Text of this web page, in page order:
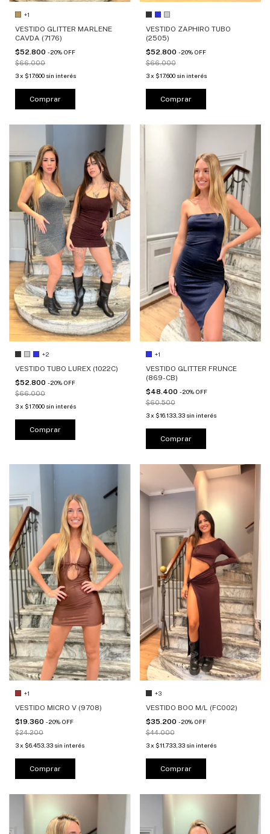
+1
VESTIDO GLITTER MARLENE
CAVDA (7176)
$52.800 -20% OFF
$66.000
3x $17.600 sin interés
Comprar
VESTIDO ZAPHIRO TUBO
(2505)
$52.800 -20% OFF
$66.000
3 x $17.600 sin interés
Comprar
+2
VESTIDO TUBO LUREX (1022C)
$52.800 -20% OFF
$66.000
3x $17.600 sin interés
Comprar
+1
VESTIDO GLITTER FRUNCE
(869-CB)
$48.400 -20% OFF
$60.500
3 x $16.133,33 sin interés
Comprar
+1
VESTIDO MICRO V (9708)
$19.360 -20% OFF
$24.200
3x $6.453,33 sin interés
Comprar
+3
VESTIDO BOO M/L (FC002)
$35.200 -20% OFF
$44.000
3 x $11.733,33 sin interés
Comprar